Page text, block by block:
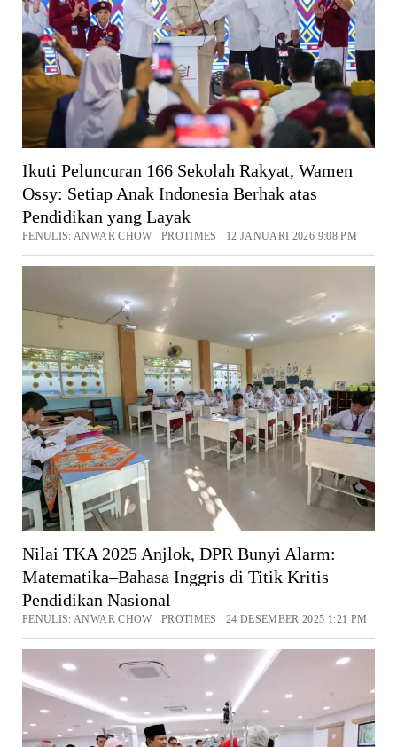
Ikuti Peluncuran 166 Sekolah Rakyat, Wamen
Ossy: Setiap Anak Indonesia Berhak atas
Pendidikan yang Layak
PENULIS: ANWAR CHOW PROTIMES 12 JANUARI 2026 9:08 PM
Nilai TKA 2025 Anjlok, DPR Bunyi Alarm:
Matematika–Bahasa Inggris di Titik Kritis
Pendidikan Nasional
PENULIS: ANWAR CHOW PROTIMES 24 DESEMBER 2025 1:21 PM